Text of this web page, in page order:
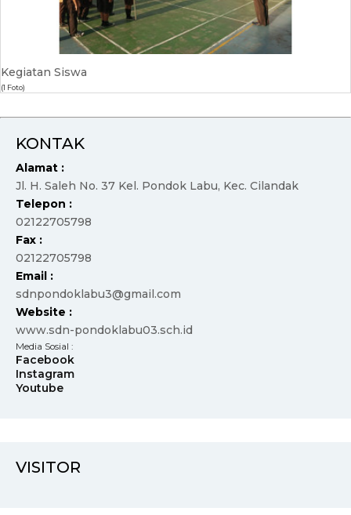
Kegiatan Siswa
(1 Foto)
KONTAK
Alamat :
Jl. H. Saleh No. 37 Kel. Pondok Labu, Kec. Cilandak
Telepon :
02122705798
Fax :
02122705798
Email :
sdnpondoklabu3@gmail.com
Website :
www.sdn-pondoklabu03.sch.id
Media Sosial :
Facebook
Instagram
Youtube
VISITOR